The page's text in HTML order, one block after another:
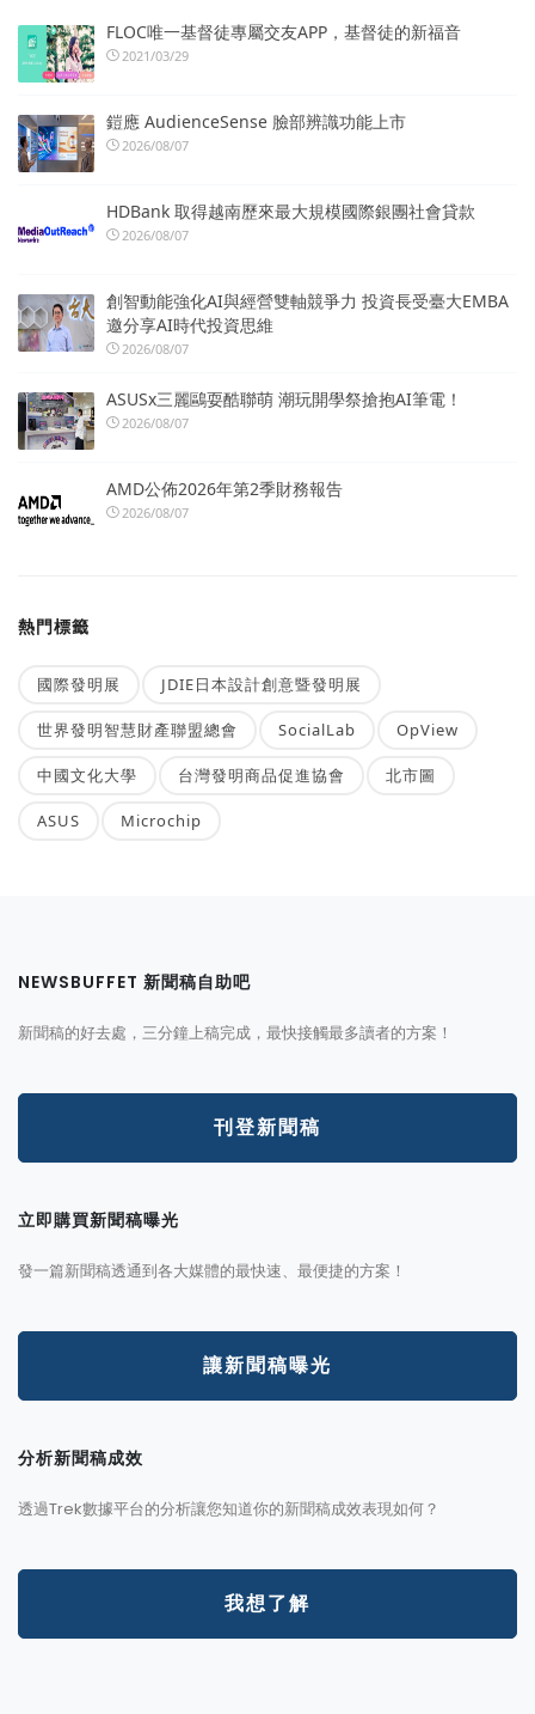
FLOC唯一基督徒專屬交友APP，基督徒的新福音
2021/03/29
鎧應 AudienceSense 臉部辨識功能上市
2026/08/07
HDBank 取得越南歷來最大規模國際銀團社會貸款
2026/08/07
創智動能強化AI與經營雙軸競爭力 投資長受臺大EMBA
邀分享AI時代投資思維
2026/08/07
ASUSx三麗鷗耍酷聯萌 潮玩開學祭搶抱AI筆電！
2026/08/07
AMD公佈2026年第2季財務報告
2026/08/07
熱門標籤
國際發明展 JDIE日本設計創意暨發明展
世界發明智慧財產聯盟總會 SocialLab OpView
中國文化大學 台灣發明商品促進協會 北市圖
ASUS Microchip
NEWSBUFFET 新聞稿自助吧
新聞稿的好去處，三分鐘上稿完成，最快接觸最多讀者的方案！
刊登新聞稿
立即購買新聞稿曝光
發一篇新聞稿透通到各大媒體的最快速、最便捷的方案！
讓新聞稿曝光
分析新聞稿成效
透過Trek數據平台的分析讓您知道你的新聞稿成效表現如何？
我想了解